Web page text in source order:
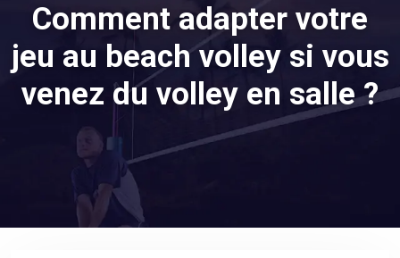
Comment adapter votre
jeu au beach volley si vous
venez du volley en salle ?